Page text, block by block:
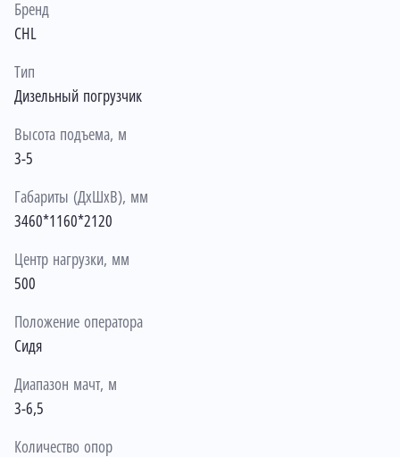
Бренд
CHL
Тип
Дизельный погрузчик
Высота подъема, м
3-5
Габариты (ДхШхВ), мм
3460*1160*2120
Центр нагрузки, мм
500
Положение оператора
Сидя
Диапазон мачт, м
3-6,5
Количество опор